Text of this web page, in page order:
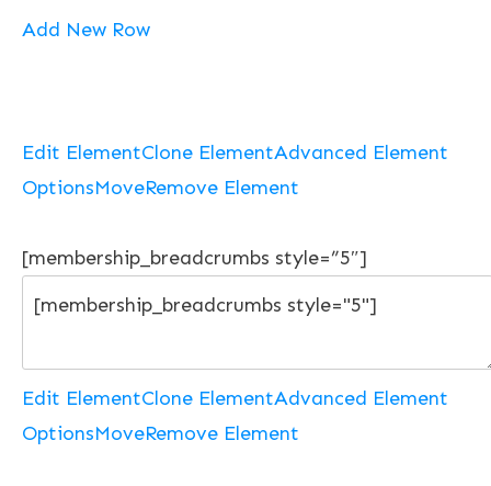
Add New Row
Edit ElementClone ElementAdvanced Element
OptionsMoveRemove Element
[membership_breadcrumbs style=”5″]
Edit ElementClone ElementAdvanced Element
OptionsMoveRemove Element